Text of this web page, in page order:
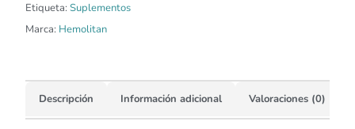
Etiqueta: Suplementos
Marca: Hemolitan
Descripción Información adicional Valoraciones (0)